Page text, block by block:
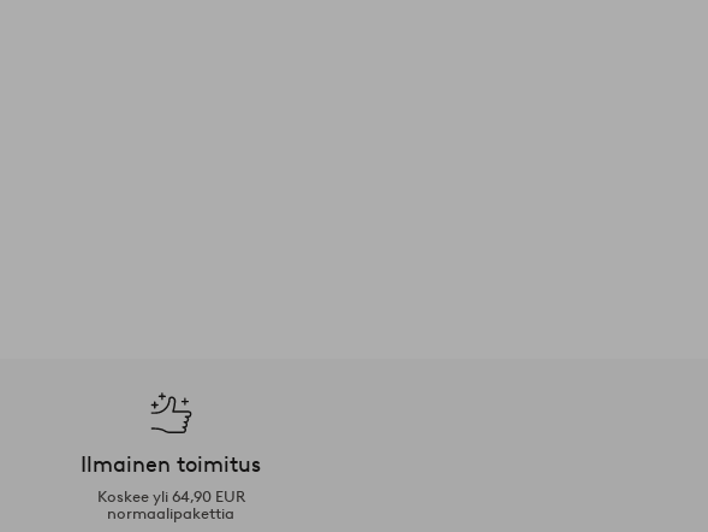
Ilmainen toimitus
Koskee yli 64,90 EUR
normaalipakettia